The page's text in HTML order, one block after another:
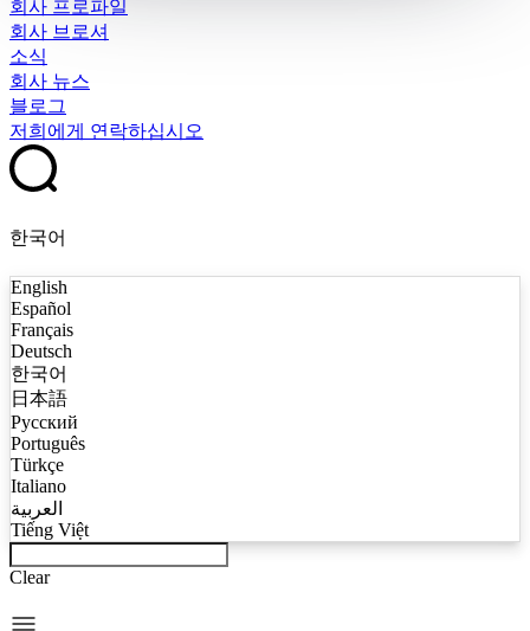
회사 프로파일
회사 브로셔
소식
회사 뉴스
블로그
저희에게 연락하십시오
한국어
English
Español
Français
Deutsch
한국어
日本語
Русский
Português
Türkçe
Italiano
العربية
Tiếng Việt
Clear